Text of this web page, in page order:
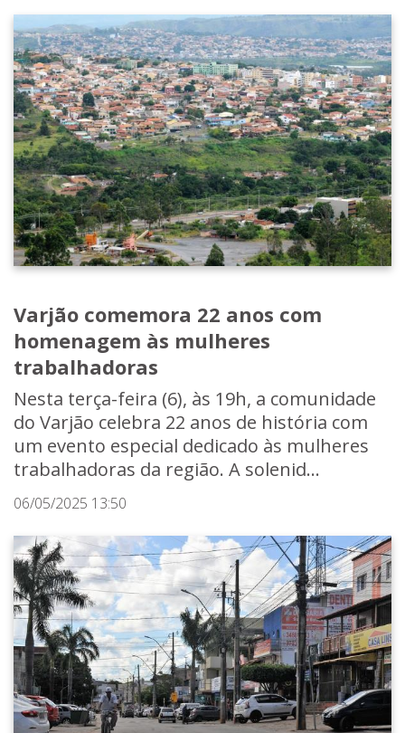
Varjão comemora 22 anos com
homenagem às mulheres
trabalhadoras
Nesta terça-feira (6), às 19h, a comunidade
do Varjão celebra 22 anos de história com
um evento especial dedicado às mulheres
trabalhadoras da região. A solenid...
06/05/2025 13:50